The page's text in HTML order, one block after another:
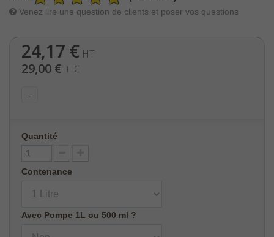
Venez lire une question de clients et poser vos questions
24,17 € HT
29,00 € TTC
-
Quantité
Contenance
Avec Pompe 1L ou 500 ml ?